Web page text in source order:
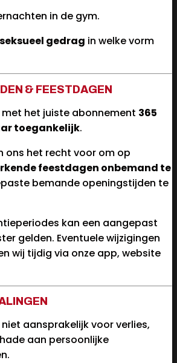
in de gym.
gedrag in welke vorm
& FEESTDAGEN
met het juiste abonnement 365
toegankelijk.
ons het recht voor om op
feestdagen onbemand te
bemande openingstijden te
kan een aangepast
gelden. Eventuele wijzigingen
wij tijdig via onze app, website
niet aansprakelijk voor verlies,
aan persoonlijke